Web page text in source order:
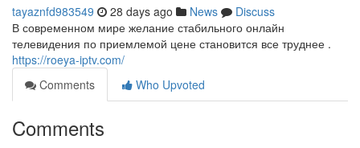
tayaznfd983549 28 days ago News
Discuss
В современном мире желание стабильного онлайн
телевидения по приемлемой цене становится все труднее .
https://roeya-iptv.com/
Comments
Who Upvoted
Comments